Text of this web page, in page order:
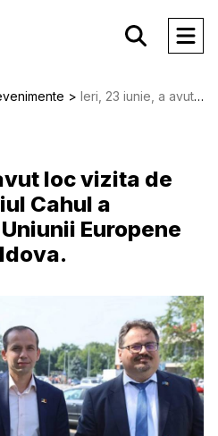
Ieri, 23 iunie, a avut loc vizita de lucru în municipiul Cahul a Ambasadorului Uniunii Europene în Republica Moldova.
loc vizita de
Cahul a
Europene